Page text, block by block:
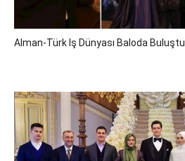
Alman-Türk Iş Dünyası Baloda Buluştu